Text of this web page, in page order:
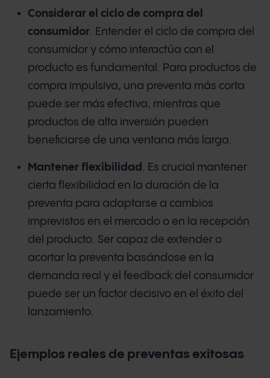
Considerar el ciclo de compra del
consumidor. Entender el ciclo de compra del
consumidor y cómo interactúa con el
producto es fundamental. Para productos de
compra impulsiva, una preventa más corta
puede ser más efectiva, mientras que
productos de alta inversión pueden
beneficiarse de una ventana más larga.
Mantener flexibilidad . Es crucial mantener
cierta flexibilidad en la duración de la
preventa para adaptarse a cambios
imprevistos en el mercado o en la recepción
del producto. Ser capaz de extender o
acortar la preventa basándose en la
demanda real y el feedback del consumidor
puede ser un factor decisivo en el éxito del
lanzamiento.
Ejemplos reales de preventas exitosas